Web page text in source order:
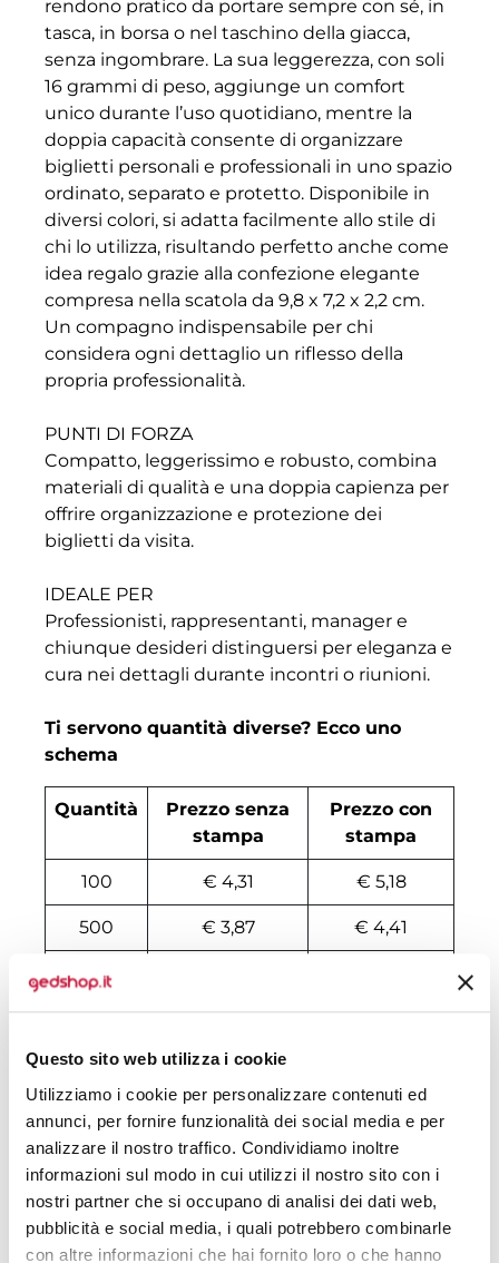
Questo sito web utilizza i cookie
Utilizziamo i cookie per personalizzare contenuti ed
annunci, per fornire funzionalità dei social media e per
analizzare il nostro traffico. Condividiamo inoltre
informazioni sul modo in cui utilizzi il nostro sito con i
nostri partner che si occupano di analisi dei dati web,
pubblicità e social media, i quali potrebbero combinarle
con altre informazioni che hai fornito loro o che hanno
rendono pratico da portare sempre con sé, in
tasca, in borsa o nel taschino della giacca,
senza ingombrare. La sua leggerezza, con soli
16 grammi di peso, aggiunge un comfort
unico durante l’uso quotidiano, mentre la
doppia capacità consente di organizzare
biglietti personali e professionali in uno spazio
ordinato, separato e protetto. Disponibile in
diversi colori, si adatta facilmente allo stile di
chi lo utilizza, risultando perfetto anche come
idea regalo grazie alla confezione elegante
compresa nella scatola da 9,8 x 7,2 x 2,2 cm.
Un compagno indispensabile per chi
considera ogni dettaglio un riflesso della
propria professionalità.
PUNTI DI FORZA
Compatto, leggerissimo e robusto, combina
materiali di qualità e una doppia capienza per
offrire organizzazione e protezione dei
biglietti da visita.
IDEALE PER
Professionisti, rappresentanti, manager e
chiunque desideri distinguersi per eleganza e
cura nei dettagli durante incontri o riunioni.
Ti servono quantità diverse? Ecco uno
schema
Quantità
Prezzo senza
stampa
Prezzo con
stampa
100 € 4,31 € 5,18
500 € 3,87 € 4,41
1000
2000 € 3,77 € 4,14
3000 € 3,76
4000 € 3,75 € 4,09
5000 € 3,74 € 4,07
6000 € 3,70 € 4,05
7000 € 3,71 € 4,03